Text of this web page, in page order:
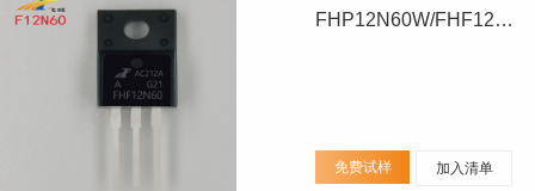
FHP12N60W/FHF12N60W
免费试样 加入清单